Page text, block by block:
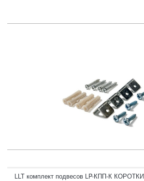
LLT комплект подвесов LP-КПП-К